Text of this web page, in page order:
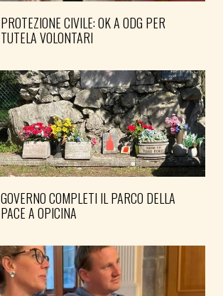
PROTEZIONE CIVILE: OK A ODG PER
TUTELA VOLONTARI
GOVERNO COMPLETI IL PARCO DELLA
PACE A OPICINA